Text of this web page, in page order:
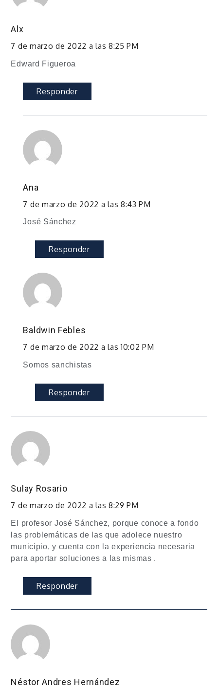
Alx
7 de marzo de 2022 a las 8:25 PM
Edward Figueroa
Responder
Ana
7 de marzo de 2022 a las 8:43 PM
José Sánchez
Responder
Baldwin Febles
7 de marzo de 2022 a las 10:02 PM
Somos sanchistas
Responder
Sulay Rosario
7 de marzo de 2022 a las 8:29 PM
El profesor José Sánchez, porque conoce a fondo
las problemáticas de las que adolece nuestro
municipio, y cuenta con la experiencia necesaria
para aportar soluciones a las mismas .
Responder
Néstor Andres Hernández